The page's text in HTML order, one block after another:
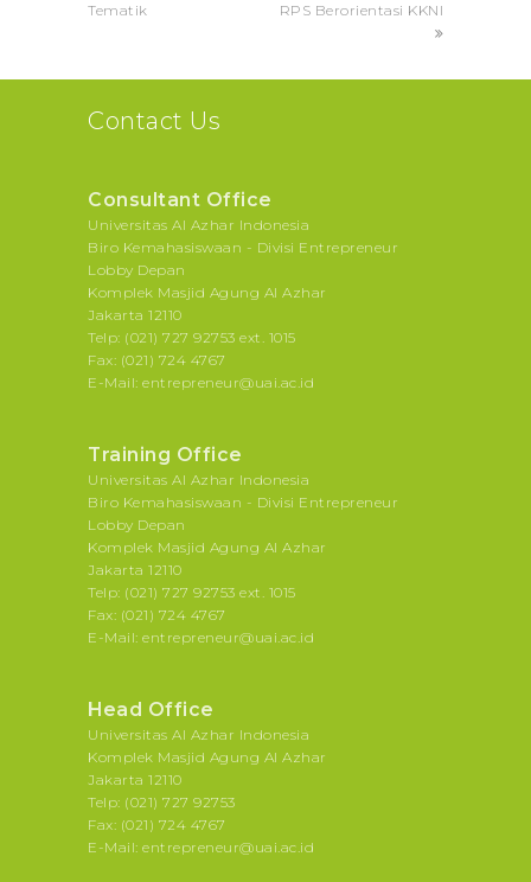
Tematik
RPS Berorientasi KKNI
Contact Us
Consultant Office
Universitas Al Azhar Indonesia
Biro Kemahasiswaan - Divisi Entrepreneur
Lobby Depan
Komplek Masjid Agung Al Azhar
Jakarta 12110
Telp: (021) 727 92753 ext. 1015
Fax: (021) 724 4767
E-Mail: entrepreneur@uai.ac.id
Training Office
Universitas Al Azhar Indonesia
Biro Kemahasiswaan - Divisi Entrepreneur
Lobby Depan
Komplek Masjid Agung Al Azhar
Jakarta 12110
Telp: (021) 727 92753 ext. 1015
Fax: (021) 724 4767
E-Mail: entrepreneur@uai.ac.id
Head Office
Universitas Al Azhar Indonesia
Komplek Masjid Agung Al Azhar
Jakarta 12110
Telp: (021) 727 92753
Fax: (021) 724 4767
E-Mail: entrepreneur@uai.ac.id